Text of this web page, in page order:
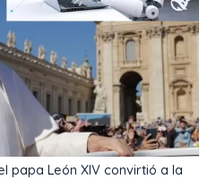
papa León XIV convirtió a la